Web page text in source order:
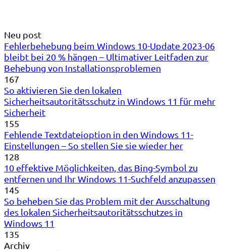
Neu post
Fehlerbehebung beim Windows 10-Update 2023-06
bleibt bei 20 % hängen – Ultimativer Leitfaden zur
Behebung von Installationsproblemen
167
So aktivieren Sie den lokalen
Sicherheitsautoritätsschutz in Windows 11 für mehr
Sicherheit
155
Fehlende Textdateioption in den Windows 11-
Einstellungen – So stellen Sie sie wieder her
128
10 effektive Möglichkeiten, das Bing-Symbol zu
entfernen und Ihr Windows 11-Suchfeld anzupassen
145
So beheben Sie das Problem mit der Ausschaltung
des lokalen Sicherheitsautoritätsschutzes in
Windows 11
135
Archiv